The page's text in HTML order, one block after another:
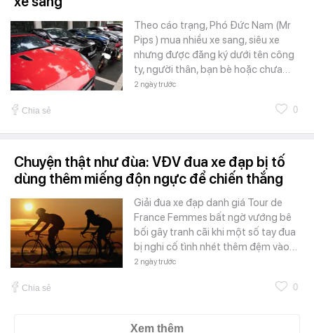
Theo cáo trạng, Phó Đức Nam (Mr
Pips ) mua nhiều xe sang, siêu xe
nhưng được đăng ký dưới tên công
ty, người thân, bạn bè hoặc chưa…
2 ngày trước
Chia sẻ 0
Chuyện thật như đùa: VĐV đua xe đạp bị tố
dùng thêm miếng độn ngực để chiến thắng
Giải đua xe đạp danh giá Tour de
France Femmes bất ngờ vướng bê
bối gây tranh cãi khi một số tay đua
bị nghi cố tình nhét thêm đệm vào…
2 ngày trước
Chia sẻ 0
Xem thêm